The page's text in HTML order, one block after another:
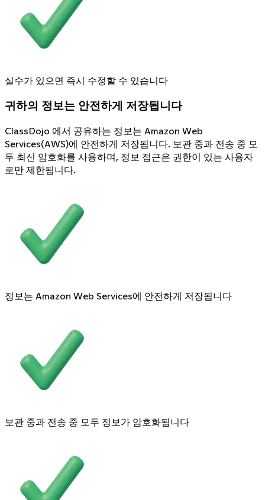
실수가 있으면 즉시 수정할 수 있습니다
귀하의 정보는 안전하게 저장됩니다
ClassDojo 에서 공유하는 정보는 Amazon Web
Services(AWS)에 안전하게 저장됩니다. 보관 중과 전송 중 모
두 최신 암호화를 사용하며, 정보 접근은 권한이 있는 사용자
로만 제한됩니다.
정보는 Amazon Web Services에 안전하게 저장됩니다
보관 중과 전송 중 모두 정보가 암호화됩니다